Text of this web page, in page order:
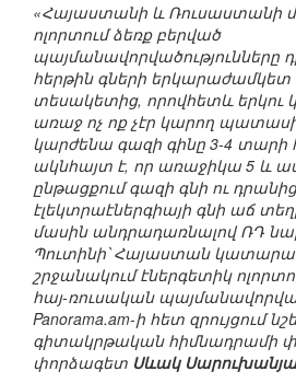
«Հայաստանի և Ռուսաստանի
ոլորտում ձեռք բերված
պայմանավորվածությունները
հերթին գների
տեսակետից, որովհետև երկու
առաջ ոչ ոք չէր կարող
կարժենա գազի գինը 3-4 տարի
ակնհայտ է, որ առաջիկա 5 և
ընթացքում գազի գնի ու
էլեկտրաէներգիայի գնի աճ
մասին անդրադառնալով ՌԴ
Պուտինի՝ Հայաստան
շրջանակում էներգետիկ
հայ-ռուսական
Panorama.am-ի հետ զրույցում
գիտակրթական հիմնադրամի
փորձագետ Սևակ